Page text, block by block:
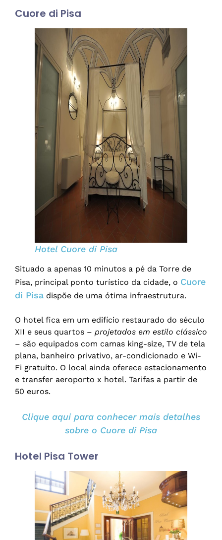
Cuore di Pisa
Hotel Cuore di Pisa
Situado a apenas 10 minutos a pé da Torre de
Pisa, principal ponto turístico da cidade, o Cuore
di Pisa dispõe de uma ótima infraestrutura.
O hotel fica em um edifício restaurado do século
XII e seus quartos – projetados em estilo clássico
– são equipados com camas king-size, TV de tela
plana, banheiro privativo, ar-condicionado e Wi-
Fi gratuito. O local ainda oferece estacionamento
e transfer aeroporto x hotel. Tarifas a partir de
50 euros.
Clique aqui para conhecer mais detalhes
sobre o Cuore di Pisa
Hotel Pisa Tower